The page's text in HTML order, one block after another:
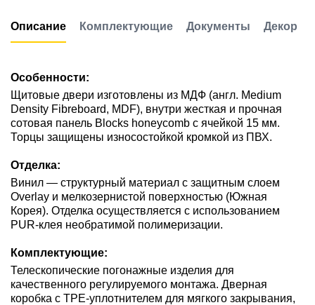
Описание Комплектующие Документы Декор
Особенности:
Щитовые двери изготовлены из МДФ (англ. Medium
Density Fibreboard, MDF), внутри жесткая и прочная
сотовая панель Blocks honeycomb с ячейкой 15 мм.
Торцы защищены износостойкой кромкой из ПВХ.
Отделка:
Винил — структурный материал с защитным слоем
Overlay и мелкозернистой поверхностью (Южная
Корея). Отделка осуществляется с использованием
PUR-клея необратимой полимеризации.
Комплектующие:
Телескопические погонажные изделия для
качественного регулируемого монтажа. Дверная
коробка с TPE-уплотнителем для мягкого закрывания,